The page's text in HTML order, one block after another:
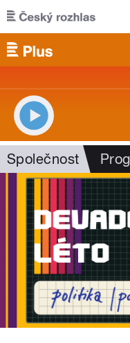
Přejít k hlavnímu obsahu
Společnost